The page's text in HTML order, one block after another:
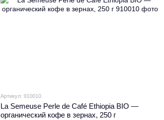
Артикул: 910010
La Semeuse Perle de Café Ethiopia BIO —
органический кофе в зернах, 250 г